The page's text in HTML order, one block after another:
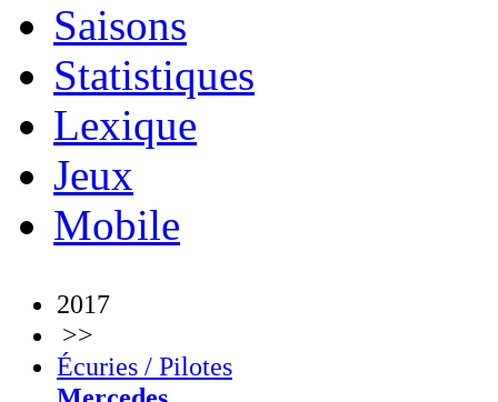
Saisons
Statistiques
Lexique
Jeux
Mobile
2017
>>
Écuries / Pilotes